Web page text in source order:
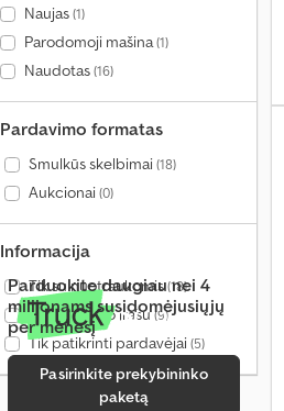
Naujas(1)
Parodomoji mašina(1)
Naudotas(16)
Pardavimo formatas
Smulkūs skelbimai(18)
Aukcionai(0)
Informacija
Tik su nuotraukomis(18)
Tik su vaizdo įrašu(9)
Tik patikrinti pardavėjai(5)
Parduokite daugiau nei 4
milijonams susidomėjusiųjų
per mėnesį
Pasirinkite prekybininko
paketą